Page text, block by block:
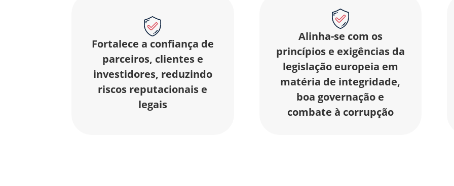
Fortalece a confiança de
parceiros, clientes e
investidores, reduzindo
riscos reputacionais e
legais
Alinha-se com os
princípios e exigências da
legislação europeia em
matéria de integridade,
boa governação e
combate à corrupção